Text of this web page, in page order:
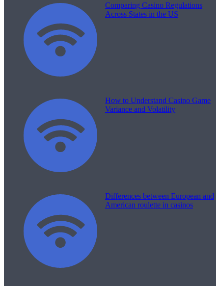
Comparing Casino Regulations
Across States in the US
How to Understand Casino Game
Variance and Volatility
Differences between European and
American roulette in casinos